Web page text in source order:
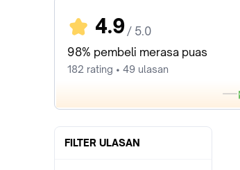
4.9 / 5.0
98% pembeli merasa puas
182 rating • 49 ulasan
FILTER ULASAN